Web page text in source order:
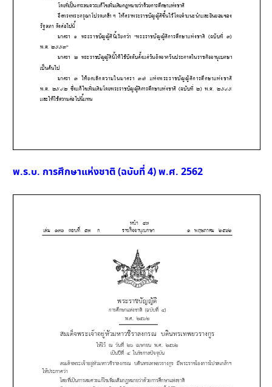
พ.ร.บ. การศึกษาแห่งชาติ (ฉบับที่ 4) พ.ศ. 2562